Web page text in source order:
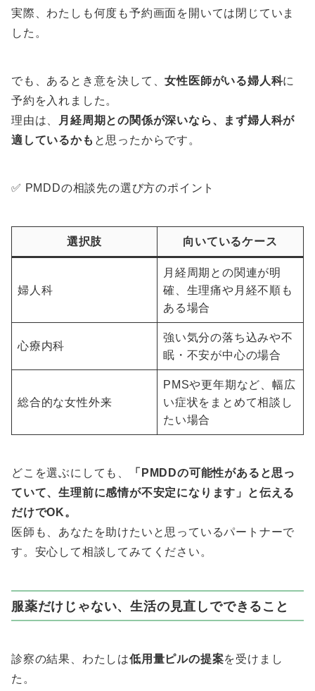
実際、わたしも何度も予約画面を開いては閉じていま
した。
でも、あるとき意を決して、女性医師がいる婦人科に
予約を入れました。
理由は、
月経周期との関係が深いなら、まず婦人科が
適しているかも と思ったからです。
✅ PMDDの相談先の選び方のポイント
選択肢 向いているケース
婦人科
月経周期との関連が明
確、生理痛や月経不順も
ある場合
心療内科
強い気分の落ち込みや不
眠・不安が中心の場合
総合的な女性外来
PMSや更年期など、幅広
い症状をまとめて相談し
たい場合
どこを選ぶにしても、
「PMDDの可能性があると思っ
ていて、生理前に感情が不安定になります」と伝える
だけでOK。
医師も、あなたを助けたいと思っているパートナーで
す。安心して相談してみてください。
服薬だけじゃない、生活の見直しでできること
診察の結果、わたしは低用量ピルの提案を受けまし
た。